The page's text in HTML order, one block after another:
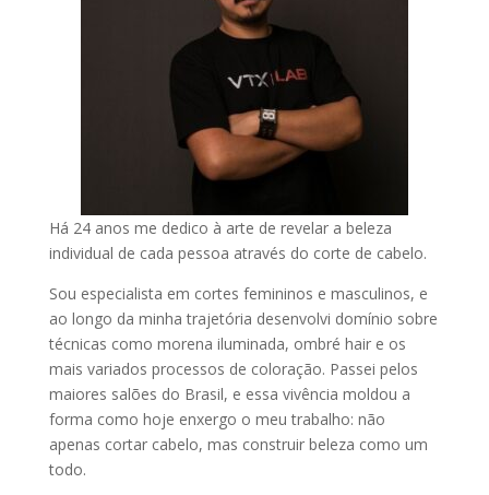
Há 24 anos me dedico à arte de revelar a beleza
individual de cada pessoa através do corte de cabelo.
Sou especialista em cortes femininos e masculinos, e
ao longo da minha trajetória desenvolvi domínio sobre
técnicas como morena iluminada, ombré hair e os
mais variados processos de coloração. Passei pelos
maiores salões do Brasil, e essa vivência moldou a
forma como hoje enxergo o meu trabalho: não
apenas cortar cabelo, mas construir beleza como um
todo.